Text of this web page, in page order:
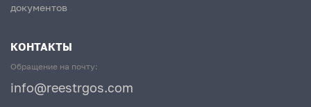
документов
КОНТАКТЫ
Обращение на почту:
info@reestrgos.com